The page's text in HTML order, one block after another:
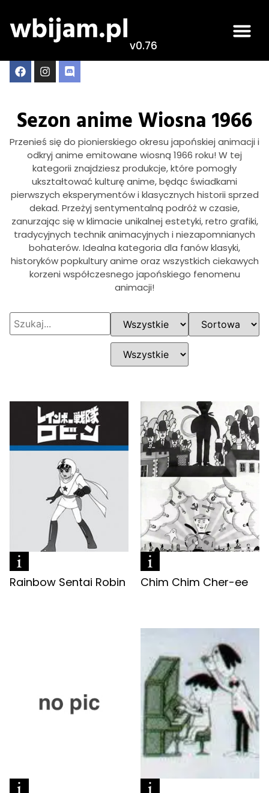
v0.76
Sezon anime Wiosna 1966
Przenieś się do pionierskiego okresu japońskiej animacji i
odkryj anime emitowane wiosną 1966 roku! W tej
kategorii znajdziesz produkcje, które pomogły
ukształtować kulturę anime, będąc świadkami
pierwszych eksperymentów i klasycznych historii sprzed
dekad. Przeżyj sentymentalną podróż w czasie,
zanurzając się w klimacie unikalnej estetyki, retro grafiki,
tradycyjnych technik animacyjnych i niezapomnianych
bohaterów. Idealna kategoria dla fanów klasyki,
historyków popkultury anime oraz wszystkich ciekawych
korzeni współczesnego japońskiego fenomenu
animacji!
Rainbow Sentai Robin Chim Chim Cher-ee